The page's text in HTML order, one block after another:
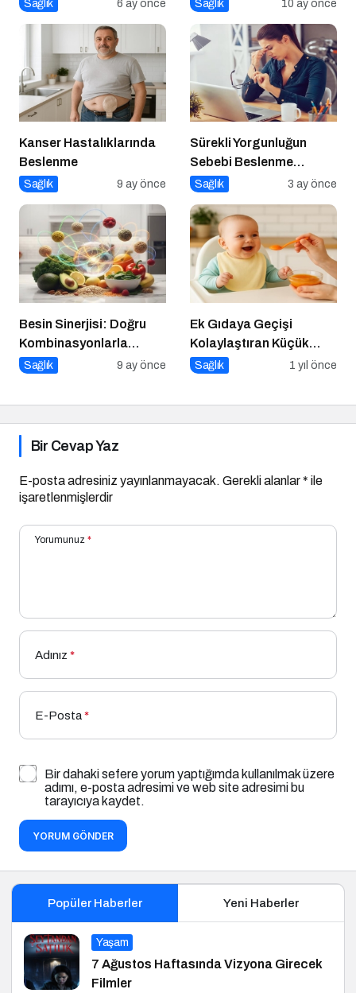
Sağlık 6 ay önce Sağlık 10 ay önce
Kanser Hastalıklarında
Beslenme
Sağlık 9 ay önce
Sürekli Yorgunluğun
Sebebi Beslenme
Olabilir mi?
Sağlık 3 ay önce
Besin Sinerjisi: Doğru
Kombinasyonlarla
Besinlerin Gücünü Artırın
Sağlık 9 ay önce
Ek Gıdaya Geçişi
Kolaylaştıran Küçük
Sırlar
Sağlık 1 yıl önce
Bir Cevap Yaz
E-posta adresiniz yayınlanmayacak. Gerekli alanlar* ile
işaretlenmişlerdir
Yorumunuz *
Adınız *
E-Posta*
Bir dahaki sefere yorum yaptığımda kullanılmak üzere
adımı, e-posta adresimi ve web site adresimi bu
tarayıcıya kaydet.
YORUM GÖNDER
Popüler Haberler Yeni Haberler
Yaşam
7 Ağustos Haftasında Vizyona Girecek
Filmler